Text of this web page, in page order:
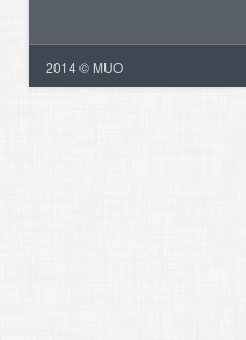
2014 © MUO